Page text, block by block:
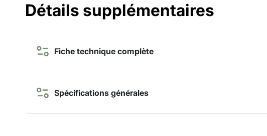
Détails supplémentaires
Fiche technique complète
Spécifications générales